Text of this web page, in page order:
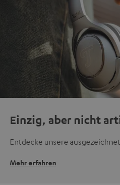
Einzig, aber nicht
Entdecke unsere
Mehr erfahren